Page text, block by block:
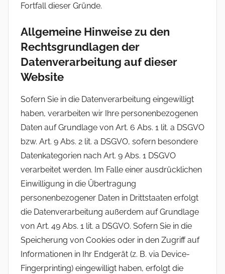
Fortfall dieser Gründe.
Allgemeine Hinweise zu den
Rechtsgrundlagen der
Datenverarbeitung auf dieser
Website
Sofern Sie in die Datenverarbeitung eingewilligt
haben, verarbeiten wir Ihre personenbezogenen
Daten auf Grundlage von Art. 6 Abs. 1 lit. a DSGVO
bzw. Art. 9 Abs. 2 lit. a DSGVO, sofern besondere
Datenkategorien nach Art. 9 Abs. 1 DSGVO
verarbeitet werden. Im Falle einer ausdrücklichen
Einwilligung in die Übertragung
personenbezogener Daten in Drittstaaten erfolgt
die Datenverarbeitung außerdem auf Grundlage
von Art. 49 Abs. 1 lit. a DSGVO. Sofern Sie in die
Speicherung von Cookies oder in den Zugriff auf
Informationen in Ihr Endgerät (z. B. via Device-
Fingerprinting) eingewilligt haben, erfolgt die